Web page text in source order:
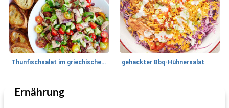
Thunfischsalat im griechischen Stil gehackter Bbq-Hühnersalat
Salat
Ernährung